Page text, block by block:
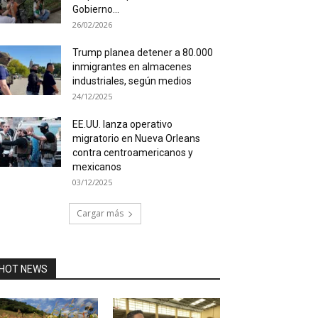
Gobierno...
26/02/2026
Trump planea detener a 80.000
inmigrantes en almacenes
industriales, según medios
24/12/2025
EE.UU. lanza operativo
migratorio en Nueva Orleans
contra centroamericanos y
mexicanos
03/12/2025
Cargar más
NEWS